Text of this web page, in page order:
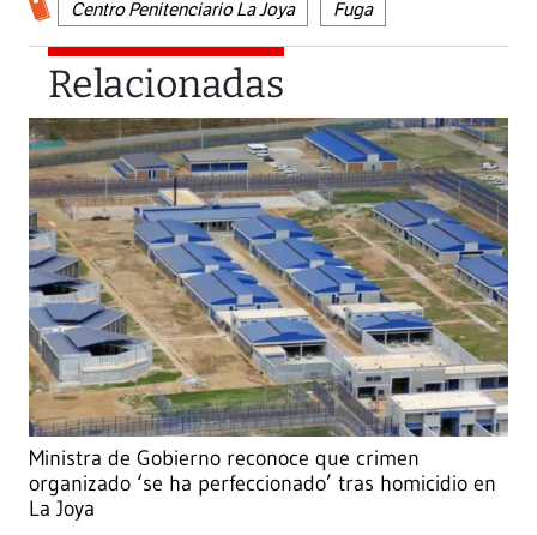
Centro Penitenciario La Joya Fuga
Relacionadas
Ministra de Gobierno reconoce que crimen
organizado ‘se ha perfeccionado’ tras homicidio en
La Joya